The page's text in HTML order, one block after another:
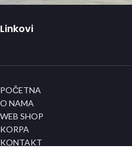
Linkovi
POČETNA
O NAMA
WEB SHOP
KORPA
KONTAKT